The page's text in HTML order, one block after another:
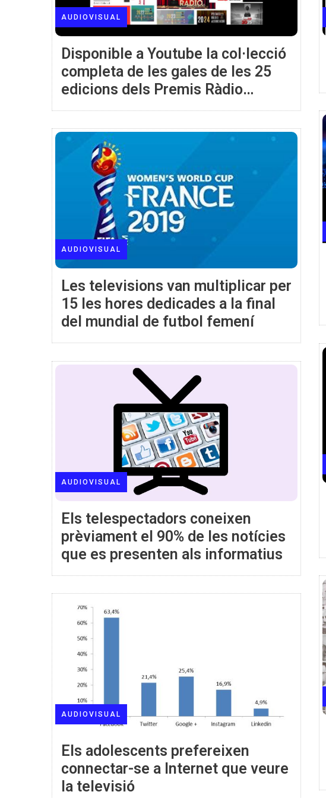
AUDIOVISUAL
Disponible a Youtube la col·lecció
completa de les gales de les 25
edicions dels Premis Ràdio
Associació
AUDIOVISUAL
Les televisions van multiplicar per
15 les hores dedicades a la final
del mundial de futbol femení
AUDIOVISUAL
Els telespectadors coneixen
prèviament el 90% de les notícies
que es presenten als informatius
AUDIOVISUAL
Els adolescents prefereixen
connectar-se a Internet que veure
la televisió